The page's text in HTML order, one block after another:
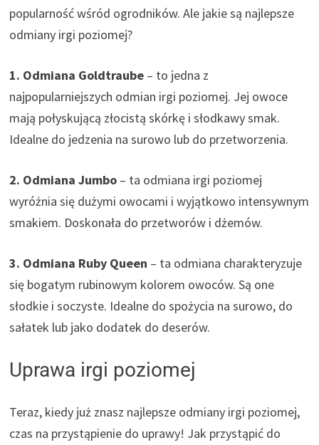
popularność wśród ogrodników. Ale jakie są najlepsze
odmiany irgi poziomej?
1. Odmiana Goldtraube – to jedna z
najpopularniejszych odmian irgi poziomej. Jej owoce
mają połyskującą złocistą skórkę i słodkawy smak.
Idealne do jedzenia na surowo lub do przetworzenia.
2. Odmiana Jumbo – ta odmiana irgi poziomej
wyróżnia się dużymi owocami i wyjątkowo intensywnym
smakiem. Doskonała do przetworów i dżemów.
3. Odmiana Ruby Queen – ta odmiana charakteryzuje
się bogatym rubinowym kolorem owoców. Są one
słodkie i soczyste. Idealne do spożycia na surowo, do
sałatek lub jako dodatek do deserów.
Uprawa irgi poziomej
Teraz, kiedy już znasz najlepsze odmiany irgi poziomej,
czas na przystąpienie do uprawy! Jak przystąpić do